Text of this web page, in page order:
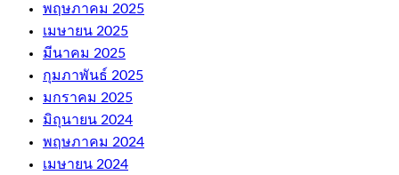
พฤษภาคม 2025
เมษายน 2025
มีนาคม 2025
กุมภาพันธ์ 2025
มกราคม 2025
มิถุนายน 2024
พฤษภาคม 2024
เมษายน 2024